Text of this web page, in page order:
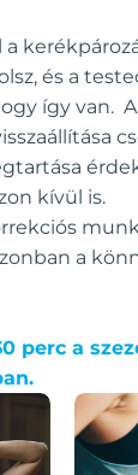
és a
így van.
kívül is.
a
perc a